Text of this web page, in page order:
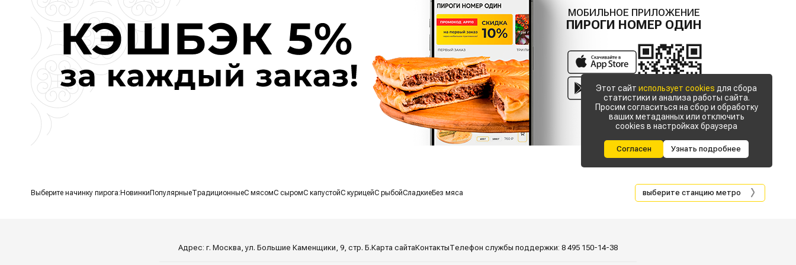
МОБИЛЬНОЕ ПРИЛОЖЕНИЕ
ПИРОГИ НОМЕР ОДИН
Выберите начинку пирога: Новинки ПопулярныеТрадиционныеС мясомС сыромС капустойС курицейС рыбойСладкиеБез мяса выберите станцию метро
Адрес: г. Москва, ул. Большие Каменщики, 9, стр. Б.Карта сайтаКонтактыТелефон службы поддержки: 8 495 150-14-38
Этот сайтиспользует cookies для сбора
статистики и анализа работы сайта.
Просим согласиться на сбор и обработку
ваших метаданных или отключить
cookies в настройках браузера
Согласен Узнать подробнее